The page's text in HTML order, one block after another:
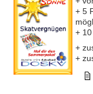
+ 5
+
+
+